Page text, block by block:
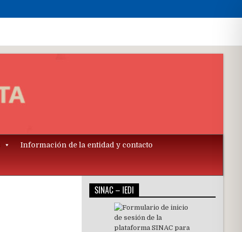
Información de la entidad y contacto
SINAC – IEDI